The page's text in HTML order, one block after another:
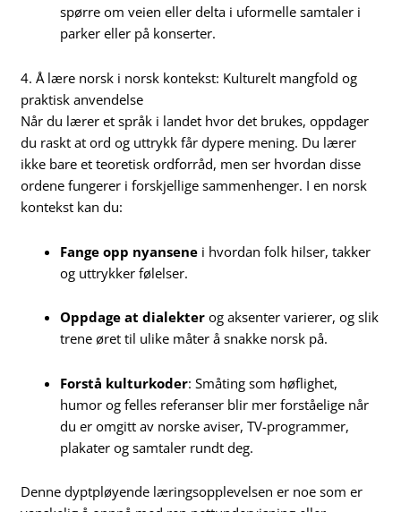
spørre om veien eller delta i uformelle samtaler i
parker eller på konserter.
4. Å lære norsk i norsk kontekst: Kulturelt mangfold og
praktisk anvendelse
Når du lærer et språk i landet hvor det brukes, oppdager
du raskt at ord og uttrykk får dypere mening. Du lærer
ikke bare et teoretisk ordforråd, men ser hvordan disse
ordene fungerer i forskjellige sammenhenger. I en norsk
kontekst kan du:
Fange opp nyansene i hvordan folk hilser, takker
og uttrykker følelser.
Oppdage at dialekter og aksenter varierer, og slik
trene øret til ulike måter å snakke norsk på.
Forstå kulturkoder: Småting som høflighet,
humor og felles referanser blir mer forståelige når
du er omgitt av norske aviser, TV-programmer,
plakater og samtaler rundt deg.
Denne dyptpløyende læringsopplevelsen er noe som er